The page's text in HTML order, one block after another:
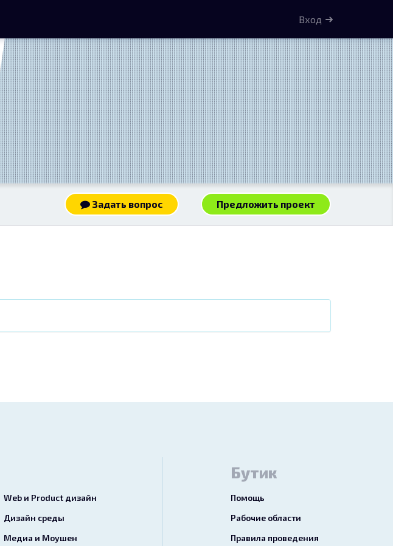
Задать вопрос Предложить проект
Вход
Web и Product дизайн
Дизайн среды
Медиа и Моушен
Бутик
Помощь
Рабочие области
Правила проведения